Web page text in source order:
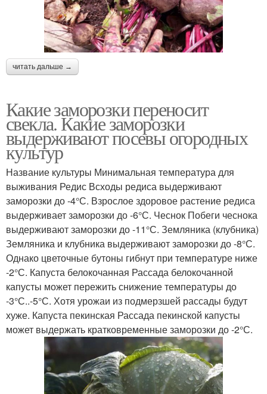
читать дальше →
Какие заморозки переносит
свекла. Какие заморозки
выдерживают посевы огородных
культур
Название культуры Минимальная температура для
выживания Редис Всходы редиса выдерживают
заморозки до -4°С. Взрослое здоровое растение редиса
выдерживает заморозки до -6°С. Чеснок Побеги чеснока
выдерживают заморозки до -11°С. Земляника (клубника)
Земляника и клубника выдерживают заморозки до -8°С.
Однако цветочные бутоны гибнут при температуре ниже
-2°С. Капуста белокочанная Рассада белокочанной
капусты может пережить снижение температуры до
-3°С..-5°С. Хотя урожаи из подмерзшей рассады будут
хуже. Капуста пекинская Рассада пекинской капусты
может выдержать кратковременные заморозки до -2°С.